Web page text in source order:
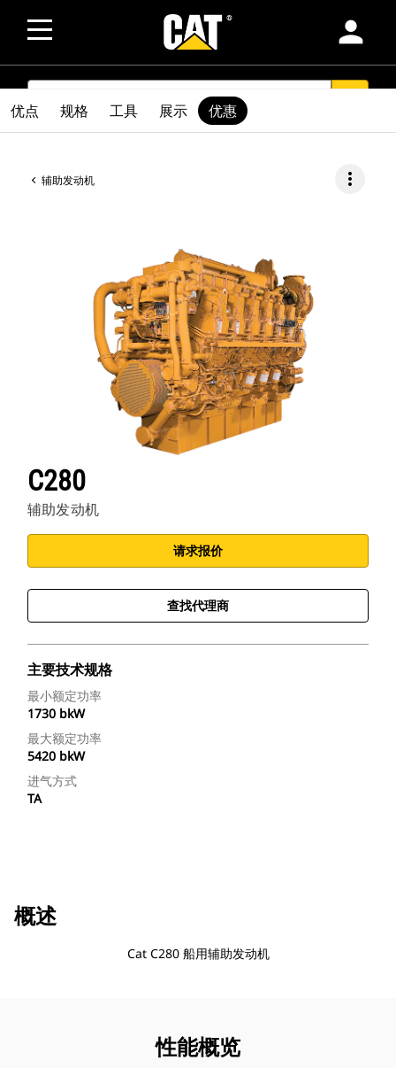
person
SEARCH
辅助发动机 more_vert
C280
辅助发动机
请求报价
查找代理商
主要技术规格
最小额定功率
1730 bkW
最大额定功率
5420 bkW
进气方式
TA
优点 规格 工具 展示 优惠
概述
Cat C280 船用辅助发动机
性能概览